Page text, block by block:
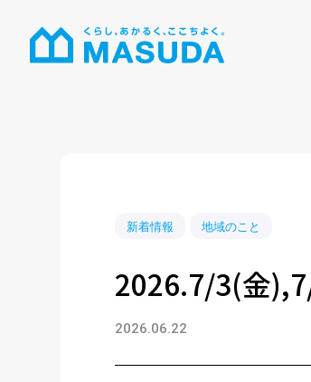
新着情報 地域のこと
2026.7/3(金
2026.06.22